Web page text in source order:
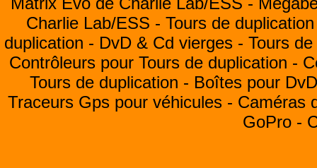
Charlie Lab/ESS - Tours de
duplication - DvD & Cd vierges - Tours
Contrôleurs pour Tours de duplication -
Tours de duplication - Boîtes pour
Traceurs Gps pour véhicules - Caméras
GoPro -